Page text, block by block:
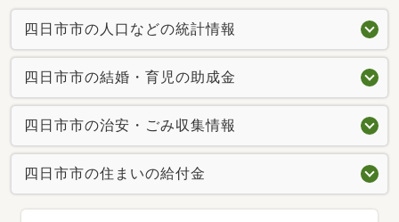
四日市市の人口などの統計情報
四日市市の結婚・育児の助成金
四日市市の治安・ごみ収集情報
四日市市の住まいの給付金